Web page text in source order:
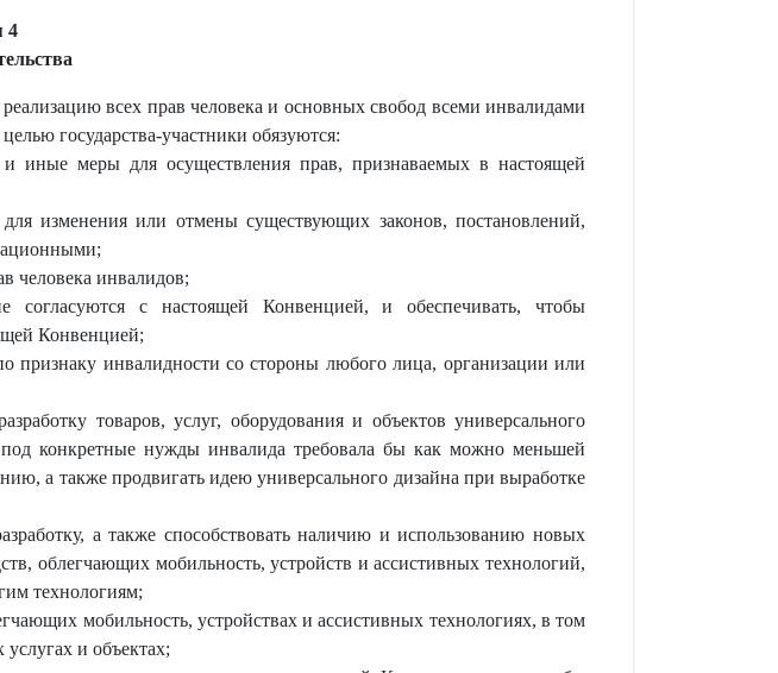
4
всех прав человека и основных свобод всеми инвалидами
государства-участники обязуются:
иные меры для осуществления прав, признаваемых в настоящей
изменения или отмены существующих законов, постановлений,
человека инвалидов;
с настоящей Конвенцией, и обеспечивать, чтобы
Конвенцией;
инвалидности со стороны любого лица, организации или
товаров, услуг, оборудования и объектов универсального
конкретные нужды инвалида требовала бы как можно меньшей
а также продвигать идею универсального дизайна при выработке
а также способствовать наличию и использованию новых
облегчающих мобильность, устройств и ассистивных технологий,
технологиям;
мобильность, устройствах и ассистивных технологиях, в том
и объектах;